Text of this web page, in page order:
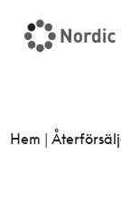
Hem |